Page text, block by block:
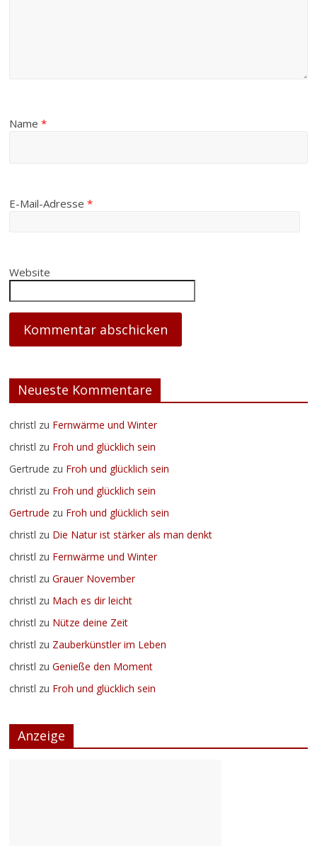
Name*
E-Mail-Adresse*
Website
Neueste Kommentare
christl zu Fernwärme und Winter
christl zu Froh und glücklich sein
Gertrude zu Froh und glücklich sein
christl zu Froh und glücklich sein
Gertrude zu Froh und glücklich sein
christl zu Die Natur ist stärker als man denkt
christl zu Fernwärme und Winter
christl zuGrauer November
christl zu Mach es dir leicht
christl zu Nütze deine Zeit
christl zu Zauberkünstler im Leben
christl zuGenieße den Moment
christl zu Froh und glücklich sein
Anzeige